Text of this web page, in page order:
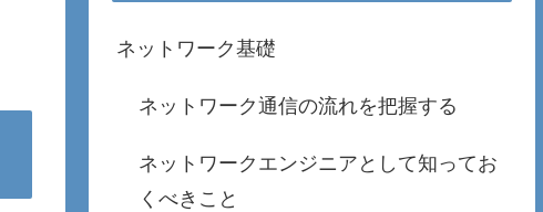
ネットワーク基礎
ネットワーク通信の流れを把握する
ネットワークエンジニアとして知ってお
くべきこと